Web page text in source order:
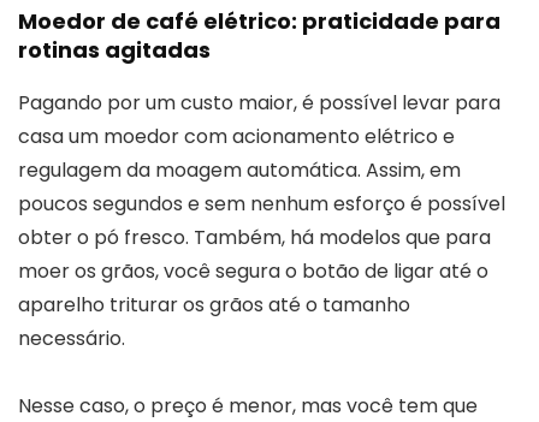
Moedor de café elétrico: praticidade para
rotinas agitadas
Pagando por um custo maior, é possível levar para
casa um moedor com acionamento elétrico e
regulagem da moagem automática. Assim, em
poucos segundos e sem nenhum esforço é possível
obter o pó fresco. Também, há modelos que para
moer os grãos, você segura o botão de ligar até o
aparelho triturar os grãos até o tamanho
necessário.
Nesse caso, o preço é menor, mas você tem que